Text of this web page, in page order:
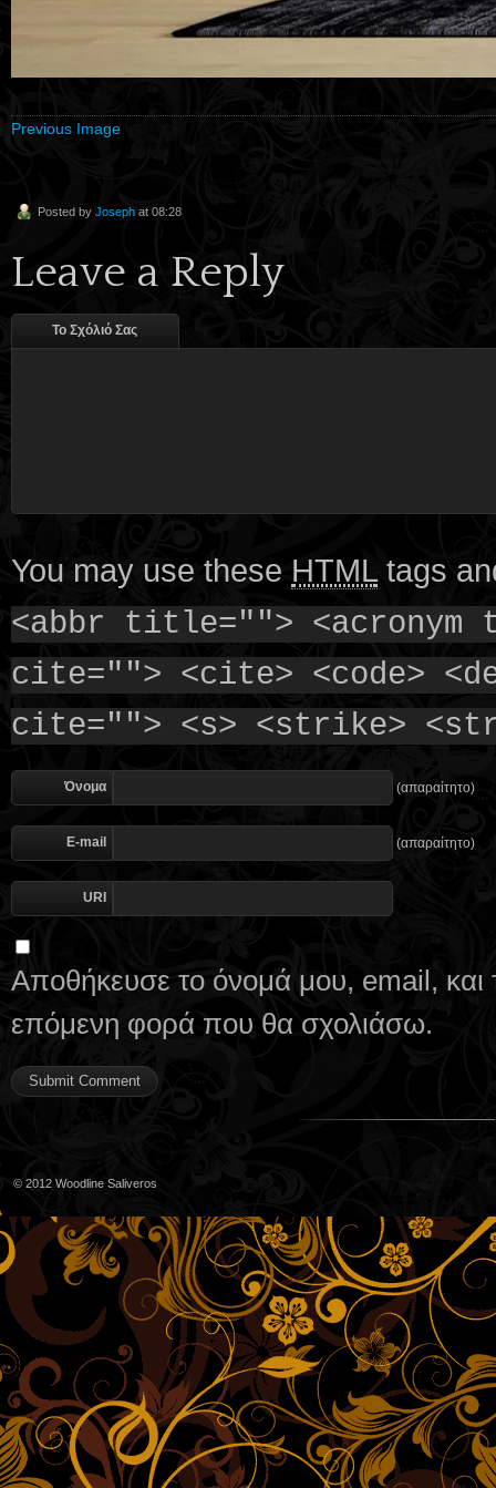
Previous Image
Posted by Joseph at 08:28
Leave a Reply
Το Σχόλιό Σας
You may use these HTML tags
<abbr title=""> <acronym
cite=""> <cite> <code>
cite=""> <s> <strike>
Όνομα (απαραίτητο)
E-mail (απαραίτητο)
URI
Αποθήκευσε το όνομά μου, email, και
επόμενη φορά που θα σχολιάσω.
© 2012 Woodline Saliveros